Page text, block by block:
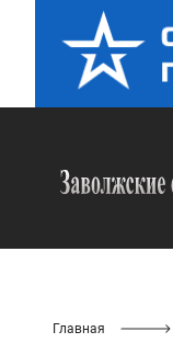
Главная